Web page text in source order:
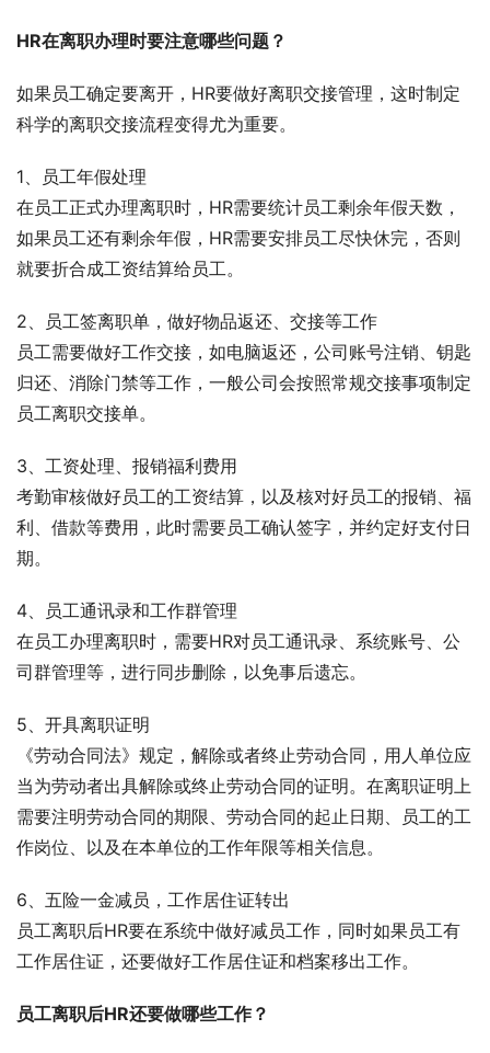
HR在离职办理时要注意哪些问题？
如果员工确定要离开，HR要做好离职交接管理，这时制定
科学的离职交接流程变得尤为重要。
1、员工年假处理
在员工正式办理离职时，HR需要统计员工剩余年假天数，
如果员工还有剩余年假，HR需要安排员工尽快休完，否则
就要折合成工资结算给员工。
2、员工签离职单，做好物品返还、交接等工作
员工需要做好工作交接，如电脑返还，公司账号注销、钥匙
归还、消除门禁等工作，一般公司会按照常规交接事项制定
员工离职交接单。
3、工资处理、报销福利费用
考勤审核做好员工的工资结算，以及核对好员工的报销、福
利、借款等费用，此时需要员工确认签字，并约定好支付日
期。
4、员工通讯录和工作群管理
在员工办理离职时，需要HR对员工通讯录、系统账号、公
司群管理等，进行同步删除，以免事后遗忘。
5、开具离职证明
《劳动合同法》规定，解除或者终止劳动合同，用人单位应
当为劳动者出具解除或终止劳动合同的证明。在离职证明上
需要注明劳动合同的期限、劳动合同的起止日期、员工的工
作岗位、以及在本单位的工作年限等相关信息。
6、五险一金减员，工作居住证转出
员工离职后HR要在系统中做好减员工作，同时如果员工有
工作居住证，还要做好工作居住证和档案移出工作。
员工离职后HR还要做哪些工作？